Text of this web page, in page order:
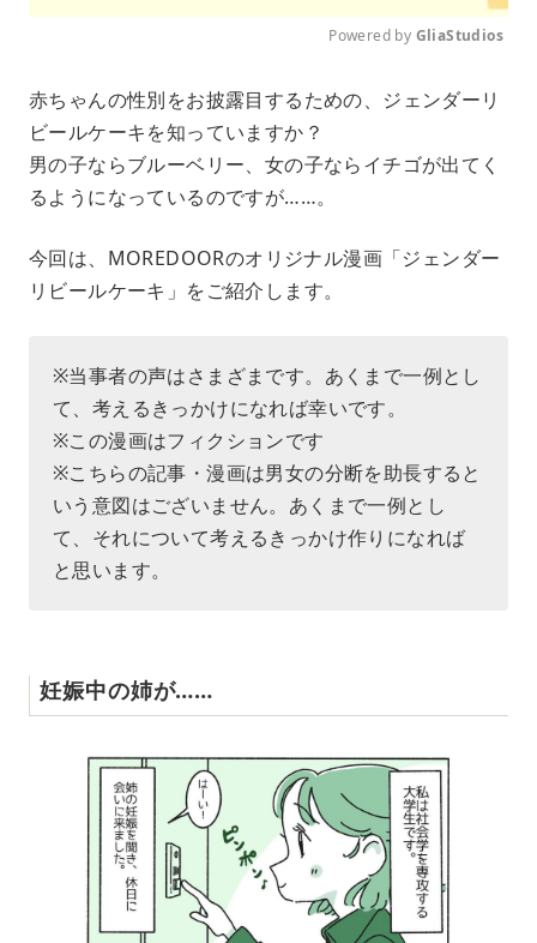
u
e
Powered by GliaStudios
赤ちゃんの性別をお披露目するための、ジェンダーリ
ビールケーキを知っていますか？
男の子ならブルーベリー、女の子ならイチゴが出てく
るようになっているのですが……。
今回は、MOREDOORのオリジナル漫画「ジェンダー
リビールケーキ」をご紹介します。
※当事者の声はさまざまです。あくまで一例とし
て、考えるきっかけになれば幸いです。
※この漫画はフィクションです
※こちらの記事・漫画は男女の分断を助長すると
いう意図はございません。あくまで一例とし
て、それについて考えるきっかけ作りになれば
と思います。
妊娠中の姉が……